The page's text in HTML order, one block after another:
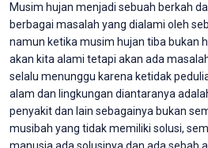
Musim hujan menjadi sebuah berkah
berbagai masalah yang dialami oleh
namun ketika musim hujan tiba bukan
akan kita alami tetapi akan ada
selalu menunggu karena ketidak
alam dan lingkungan diantaranya
penyakit dan lain sebagainya bukan
musibah yang tidak memiliki solusi,